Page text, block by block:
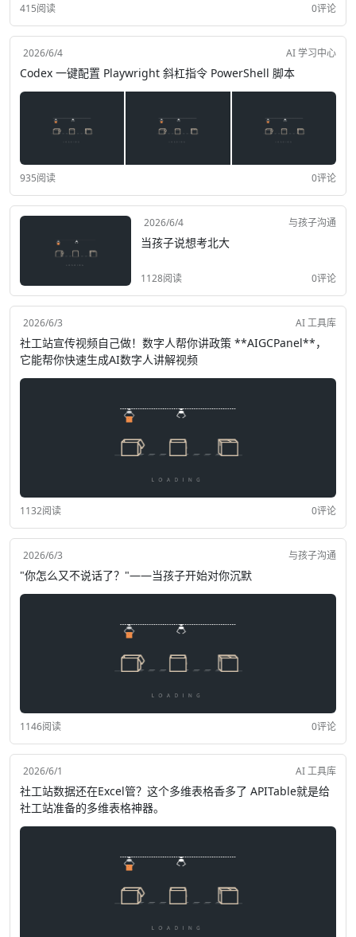
415阅读 0评论
2026/6/4 AI 学习中心
Codex 一键配置 Playwright 斜杠指令 PowerShell 脚本
935阅读 0评论
2026/6/4 与孩子沟通
当孩子说想考北大
1128阅读 0评论
2026/6/3 AI 工具库
社工站宣传视频自己做！数字人帮你讲政策 **AIGCPanel**，
它能帮你快速生成AI数字人讲解视频
1132阅读 0评论
2026/6/3 与孩子沟通
"你怎么又不说话了？"——当孩子开始对你沉默
1146阅读 0评论
2026/6/1 AI 工具库
社工站数据还在Excel管？这个多维表格香多了 APITable就是给
社工站准备的多维表格神器。